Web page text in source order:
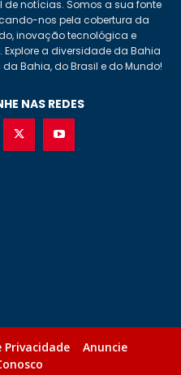
de notícias. Somos a sua fonte
nos pela cobertura da
inovação tecnológica e
a diversidade da Bahia
Bahia, do Brasil e do Mundo!
NAS REDES
Privacidade
Anuncie